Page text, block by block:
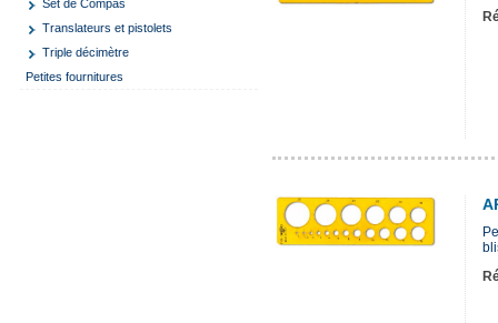
Set de Compas
Translateurs et pistolets
Triple décimètre
Petites fournitures